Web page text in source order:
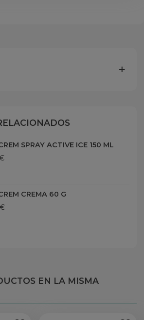
SPRAY ACTIVE ICE 150 ML
CREMA 60 G
EN LA MISMA